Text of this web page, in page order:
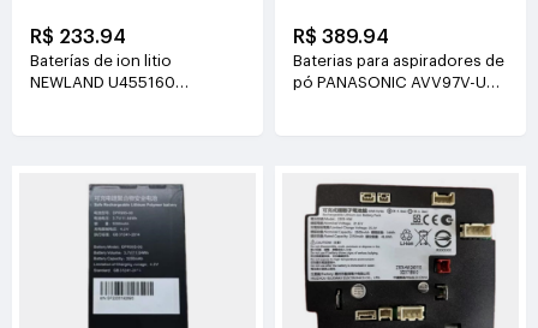
R$ 233.94
Baterías de ion litio
NEWLAND U455160
R$ 389.94
Baterias para aspiradores de
pó PANASONIC AVV97V-U3